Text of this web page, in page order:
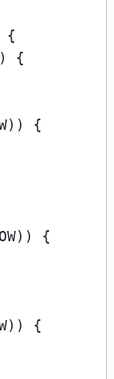
{
{
{
{
{